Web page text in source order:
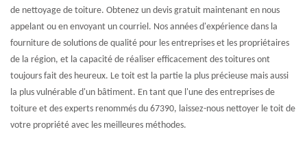
de nettoyage de toiture. Obtenez un devis gratuit maintenant en nous
appelant ou en envoyant un courriel. Nos années d'expérience dans la
fourniture de solutions de qualité pour les entreprises et les propriétaires
de la région, et la capacité de réaliser efficacement des toitures ont
toujours fait des heureux. Le toit est la partie la plus précieuse mais aussi
la plus vulnérable d'un bâtiment. En tant que l'une des entreprises de
toiture et des experts renommés du 67390, laissez-nous nettoyer le toit de
votre propriété avec les meilleures méthodes.